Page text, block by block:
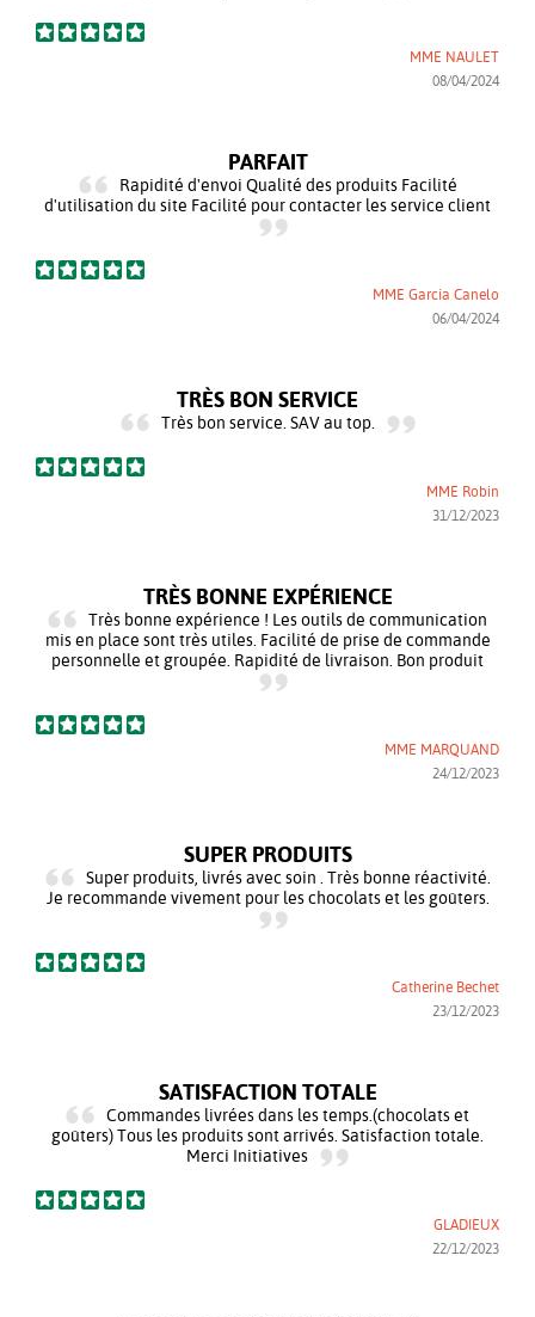
MME NAULET
08/04/2024
PARFAIT
Rapidité d'envoi Qualité des produits Facilité
d'utilisation du site Facilité pour contacter les service client
MME Garcia Canelo
06/04/2024
TRÈS BON SERVICE
Très bon service. SAV au top.
MME Robin
31/12/2023
TRÈS BONNE EXPÉRIENCE
Très bonne expérience ! Les outils de communication
mis en place sont très utiles. Facilité de prise de commande
personnelle et groupée. Rapidité de livraison. Bon produit
MME MARQUAND
24/12/2023
SUPER PRODUITS
Super produits, livrés avec soin . Très bonne réactivité.
Je recommande vivement pour les chocolats et les goûters.
Catherine Bechet
23/12/2023
SATISFACTION TOTALE
Commandes livrées dans les temps.(chocolats et
goûters) Tous les produits sont arrivés. Satisfaction totale.
Merci Initiatives
GLADIEUX
22/12/2023